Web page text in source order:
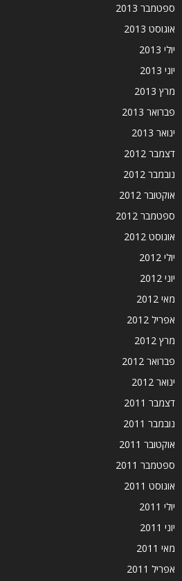
ספטמבר 2013
אוגוסט 2013
יולי 2013
יוני 2013
מרץ 2013
פברואר 2013
ינואר 2013
דצמבר 2012
נובמבר 2012
אוקטובר 2012
ספטמבר 2012
אוגוסט 2012
יולי 2012
יוני 2012
מאי 2012
אפריל 2012
מרץ 2012
פברואר 2012
ינואר 2012
דצמבר 2011
נובמבר 2011
אוקטובר 2011
ספטמבר 2011
אוגוסט 2011
יולי 2011
יוני 2011
מאי 2011
אפריל 2011